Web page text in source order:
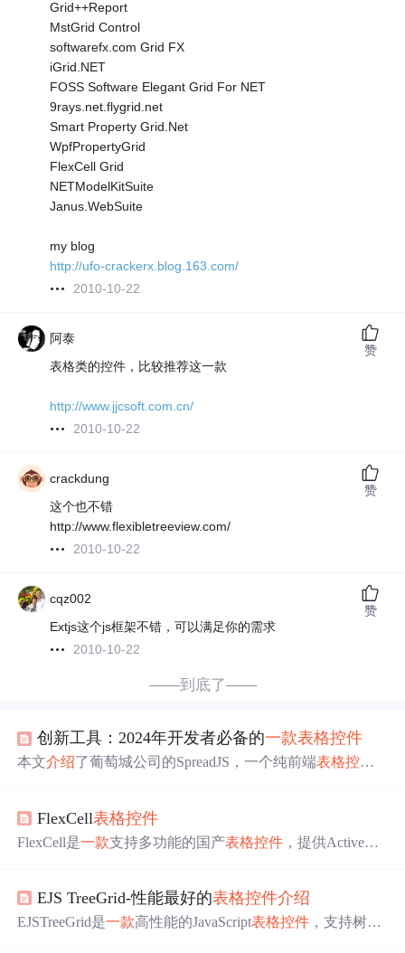
Grid++Report
MstGrid Control
softwarefx.com Grid FX
iGrid.NET
FOSS Software Elegant Grid For NET
9rays.net.flygrid.net
Smart Property Grid.Net
WpfPropertyGrid
FlexCell Grid
NETModelKitSuite
Janus.WebSuite
my blog
http://ufo-crackerx.blog.163.com/
2010-10-22
阿泰
表格类的控件，比较推荐这一款
http://www.jjcsoft.com.cn/
2010-10-22
赞
crackdung
这个也不错
http://www.flexibletreeview.com/
2010-10-22
赞
cqz002
Extjs这个js框架不错，可以满足你的需求
2010-10-22
赞
——到底了——
创新工具：2024年开发者必备的一款表格控件
本文介绍了葡萄城公司的SpreadJS，一个纯前端表格控件
（集算表和甘特图）方面的优势，有助于提升开发效率和
用户体验。
FlexCell表格控件
FlexCell是一款支持多功能的国产表格控件 ，提供ActiveX
合.NETCore开发者并附带示例和教程。
EJS TreeGrid-性能最好的表格控件介绍
EJSTreeGrid是一款高性能的JavaScript表格控件 ，支持树状